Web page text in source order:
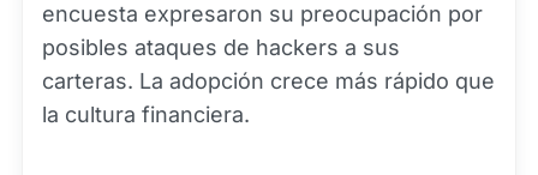
encuesta expresaron su preocupación por
posibles ataques de hackers a sus
carteras. La adopción crece más rápido que
la cultura financiera.